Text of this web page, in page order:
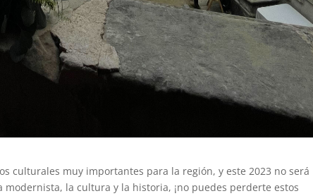
culturales muy importantes para la región, y este 2023 no será
la cultura y la historia, ¡no puedes perderte estos